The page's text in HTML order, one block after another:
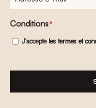
e-
mail*
Conditions*
J'accepte les termes et